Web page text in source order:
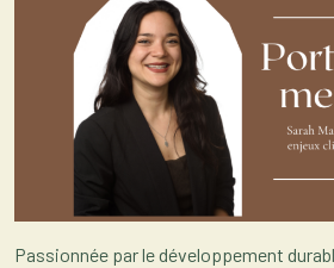
Passionnée par le développement